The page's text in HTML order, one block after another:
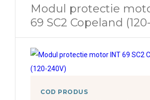
Modul protectie
69 SC2 Copeland
COD PRODUS